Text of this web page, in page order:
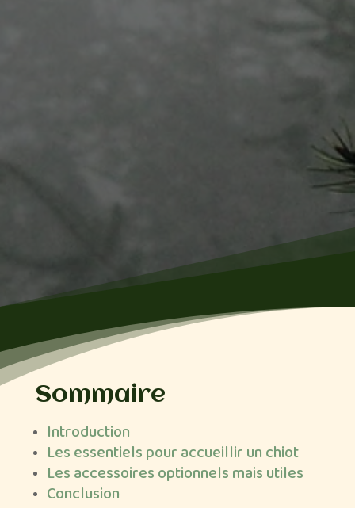
Sommaire
Introduction
Les essentiels pour accueillir un chiot
Les accessoires optionnels mais utiles
Conclusion